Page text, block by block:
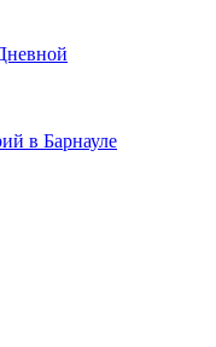
в Барнауле